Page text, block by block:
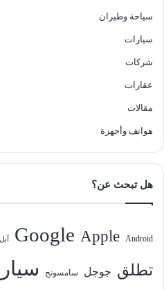
سياحة وطيران
سيارات
شركات
عقارات
مقالات
هواتف وأجهزة
هل تبحث عن؟
Android
Apple
Google آبل
تطلق جوجل سامسونج